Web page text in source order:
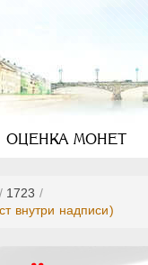
ОЦЕНКА МОНЕТ
/ 1723 /
внутри надписи)